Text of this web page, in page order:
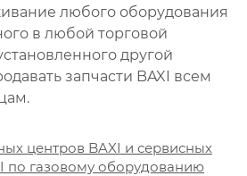
любого оборудования
в любой торговой
другой
запчасти BAXI всем
центров BAXI и сервисных
по газовому оборудованию